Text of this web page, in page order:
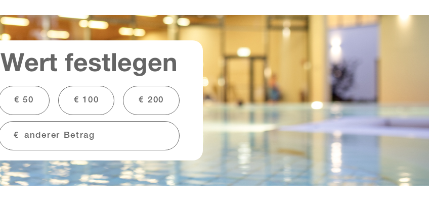
Wert festlegen
€ 50 € 100 € 200
€